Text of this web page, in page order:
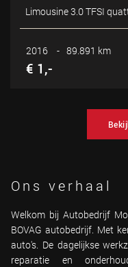
Limousine 3.0 TFSI
2016 - 89.891 km
€ 1,-
Ons verhaal
Welkom bij Autobedrijf
BOVAG autobedrijf. Met
auto's. De dagelijkse
reparatie en